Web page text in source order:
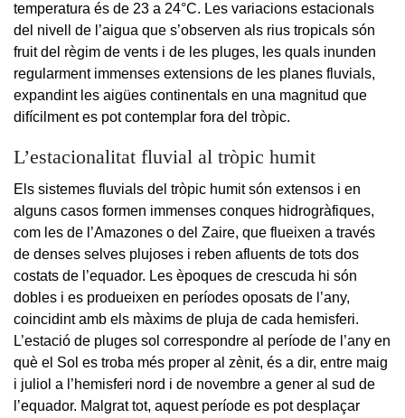
temperatura és de 23 a 24°C. Les variacions estacionals
del nivell de l’aigua que s’observen als rius tropicals són
fruit del règim de vents i de les pluges, les quals inunden
regularment immenses extensions de les planes fluvials,
expandint les aigües continentals en una magnitud que
difícilment es pot contemplar fora del tròpic.
L’estacionalitat fluvial al tròpic humit
Els sistemes fluvials del tròpic humit són extensos i en
alguns casos formen immenses conques hidrogràfiques,
com les de l’Amazones o del Zaire, que flueixen a través
de denses selves plujoses i reben afluents de tots dos
costats de l’equador. Les èpoques de crescuda hi són
dobles i es produeixen en períodes oposats de l’any,
coincidint amb els màxims de pluja de cada hemisferi.
L’estació de pluges sol correspondre al període de l’any en
què el Sol es troba més proper al zènit, és a dir, entre maig
i juliol a l’hemisferi nord i de novembre a gener al sud de
l’equador. Malgrat tot, aquest període es pot desplaçar